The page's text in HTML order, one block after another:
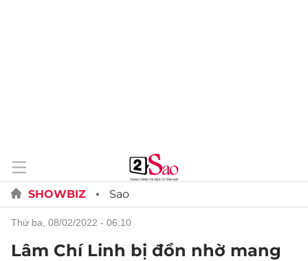
SHOWBIZ Sao
thứ ba, 08/02/2022 - 06:10
Lâm Chí Linh bị đồn nhờ mang